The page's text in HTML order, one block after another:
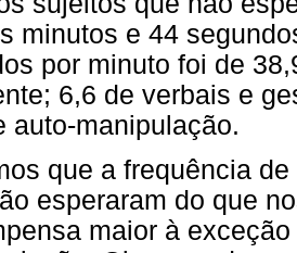
minutos e 44
por minuto foi de
6,6 de verbais e
auto-manipulação.
que a frequência
esperaram do que
maior à